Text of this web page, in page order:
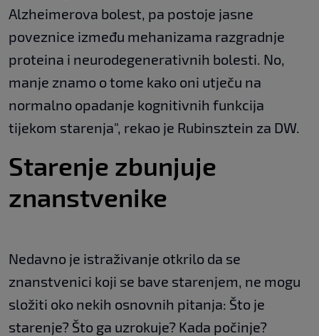
Alzheimerova bolest, pa postoje jasne
poveznice između mehanizama razgradnje
proteina i neurodegenerativnih bolesti. No,
manje znamo o tome kako oni utječu na
normalno opadanje kognitivnih funkcija
tijekom starenja", rekao je Rubinsztein za DW.
Starenje zbunjuje
znanstvenike
Nedavno je istraživanje otkrilo da se
znanstvenici koji se bave starenjem, ne mogu
složiti oko nekih osnovnih pitanja: Što je
starenje? Što ga uzrokuje? Kada počinje?